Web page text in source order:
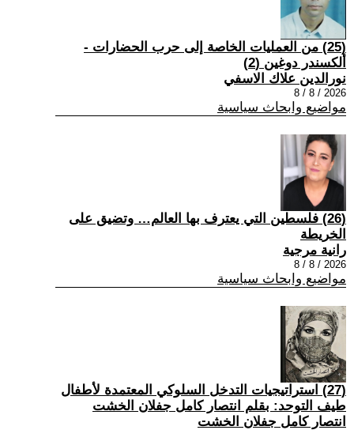
(25) من العمليات الخاصة إلى حرب الحضارات -
ألكسندر دوغين (2)
نورالدين علاك الاسفي
2026 / 8 / 8
مواضيع وابحاث سياسية
(26) فلسطين التي يعترف بها العالم… وتضيق على
الخريطة
رانية مرجية
2026 / 8 / 8
مواضيع وابحاث سياسية
(27) استراتيجيات التدخل السلوكي المعتمدة لأطفال
طيف التوحد: بقلم انتصار كامل جفلان الخشت
انتصار كامل جفلان الخشت